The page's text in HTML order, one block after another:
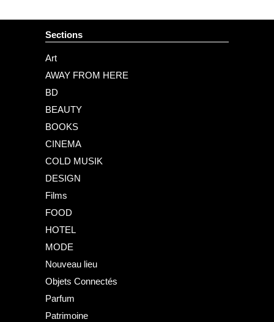
Sections
Art
AWAY FROM HERE
BD
BEAUTY
BOOKS
CINEMA
COLD MUSIK
DESIGN
Films
FOOD
HOTEL
MODE
Nouveau lieu
Objets Connectés
Parfum
Patrimoine